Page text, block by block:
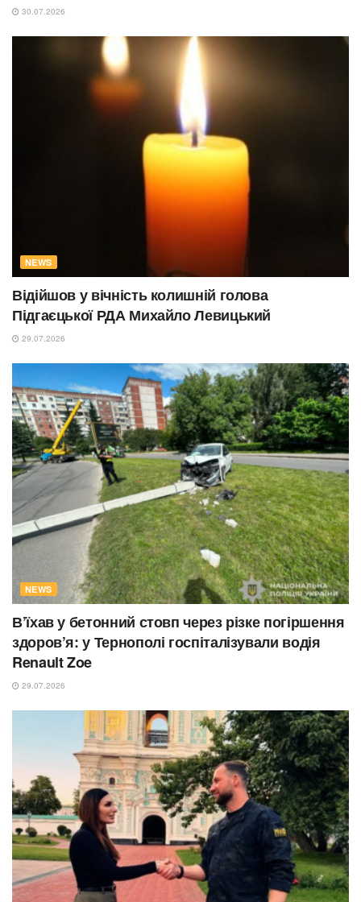
30.07.2026
NEWS
Відійшов у вічність колишній голова
Підгаєцької РДА Михайло Левицький
29.07.2026
NEWS
В’їхав у бетонний стовп через різке погіршення
здоров’я: у Тернополі госпіталізували водія
Renault Zoe
29.07.2026